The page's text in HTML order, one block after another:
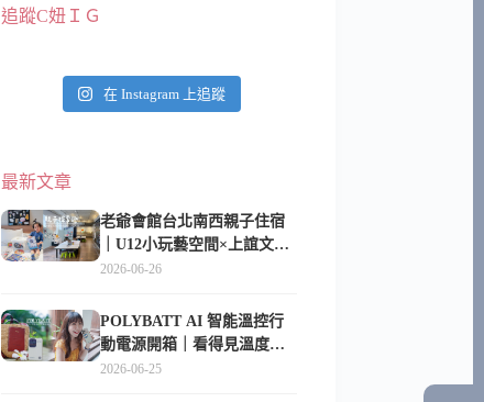
追蹤C妞ＩＧ
在 Instagram 上追蹤
最新文章
老爺會館台北南西親子住宿
｜U12小玩藝空間×上誼文
化，暑假帶孩子這樣玩
2026-06-26
POLYBATT AI 智能溫控行
動電源開箱｜看得見溫度與
電量，外出更安心的
2026-06-25